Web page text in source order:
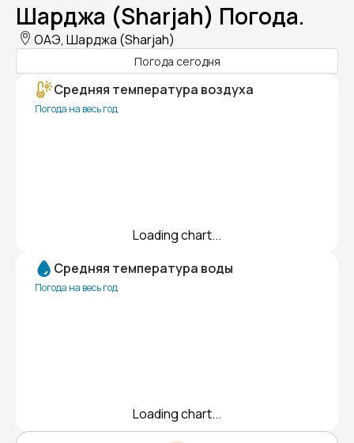
Шарджа (Sharjah) Погода.
ОАЭ, Шарджа (Sharjah)
Погода сегодня
Средняя температура воздуха
Погода на весь год
Loading chart...
Средняя температура воды
Погода на весь год
Loading chart...